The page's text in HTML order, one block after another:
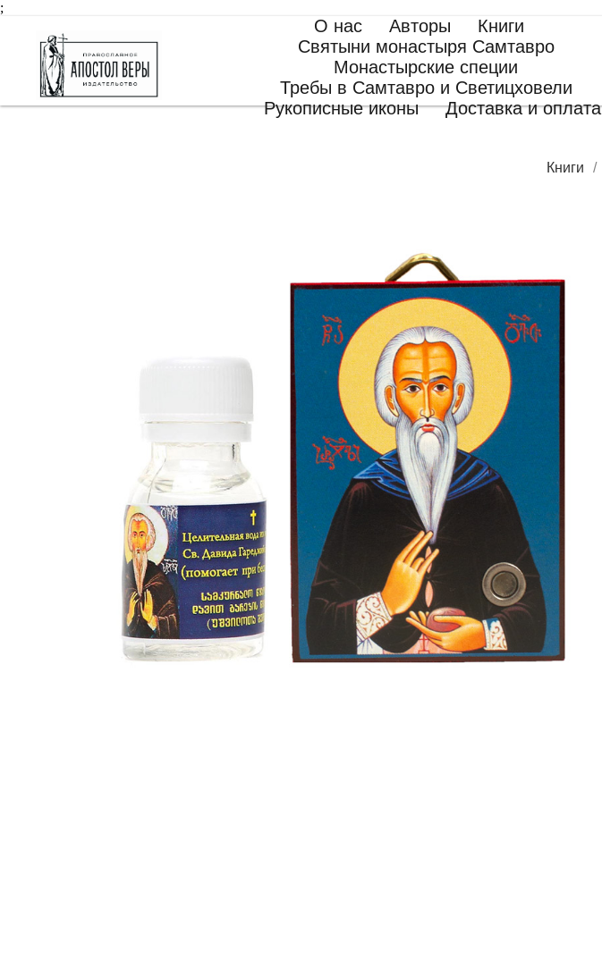
;
О нас Авторы
Книги
Святыни монастыря Самтавро
Монастырские специи
Требы в Самтавро и Светицховели
Рукописные иконы
Доставка и оплата
Книги /